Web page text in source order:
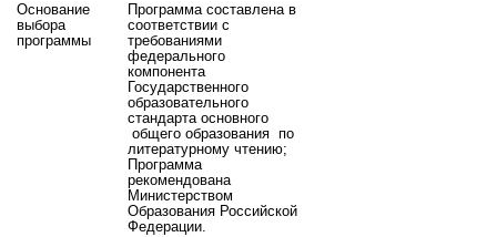
Основание
выбора
программы
Программа составлена в
соответствии с
требованиями
федерального
компонента
Государственного
образовательного
стандарта основного
общего образования по
литературному чтению;
Программа
рекомендована
Министерством
Образования Российской
Федерации.